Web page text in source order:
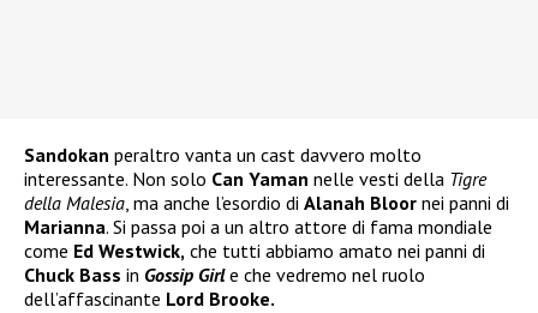
Sandokan peraltro vanta un cast davvero molto
interessante. Non solo Can Yaman nelle vesti della Tigre
della Malesia, ma anche l’esordio di Alanah Bloor nei panni di
Marianna. Si passa poi a un altro attore di fama mondiale
come Ed Westwick, che tutti abbiamo amato nei panni di
Chuck Bass in Gossip Girle che vedremo nel ruolo
dell’affascinante Lord Brooke.